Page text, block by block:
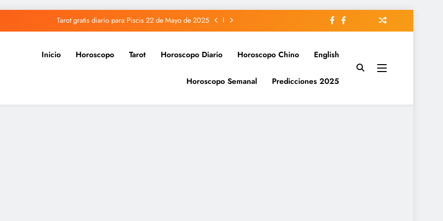
Tarot gratis diario para Piscis 22 de Mayo de 2025
Tarot gratis diario para Capricornio 22 de Mayo de 2025
Tarot gratis diario para Sagitario 22 de Mayo de 2025
Tarot gratis diario para Piscis 22 de Mayo de 2025
Inicio Horoscopo Tarot Horoscopo Diario Horoscopo Chino English
Horoscopo Semanal Predicciones 2025